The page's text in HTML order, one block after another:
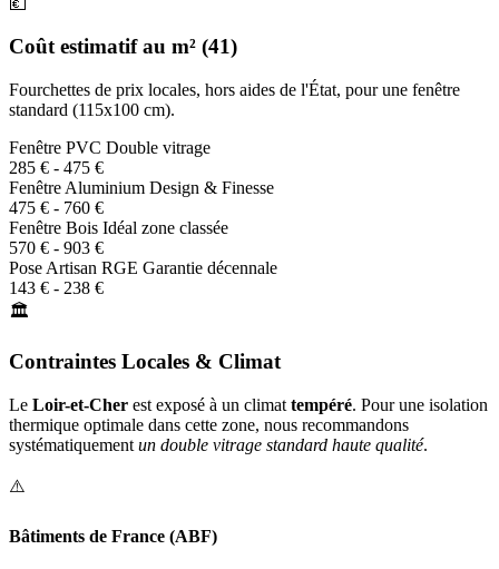
Coût estimatif au m² (41)
Fourchettes de prix locales, hors aides de l'État, pour une fenêtre
standard (115x100 cm).
Fenêtre PVC Double vitrage
285 € - 475 €
Fenêtre Aluminium Design & Finesse
475 € - 760 €
Fenêtre Bois Idéal zone classée
570 € - 903 €
Pose Artisan RGE Garantie décennale
143 € - 238 €
🏛️
Contraintes Locales & Climat
Le Loir-et-Cher est exposé à un climat tempéré. Pour une isolation
thermique optimale dans cette zone, nous recommandons
systématiquement un double vitrage standard haute qualité.
⚠️
Bâtiments de France (ABF)